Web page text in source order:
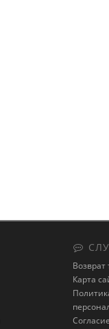
Возврат
Карта